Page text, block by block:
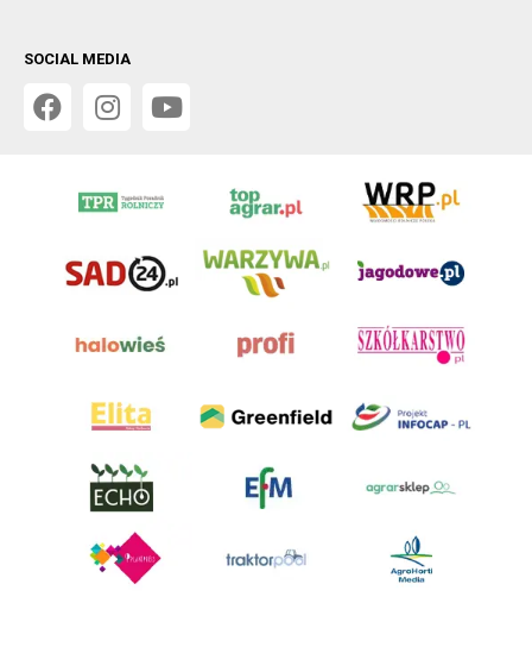
SOCIAL MEDIA